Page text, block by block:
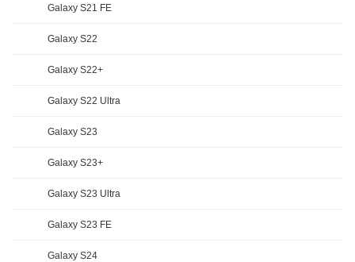
Galaxy S21 FE
Galaxy S22
Galaxy S22+
Galaxy S22 Ultra
Galaxy S23
Galaxy S23+
Galaxy S23 Ultra
Galaxy S23 FE
Galaxy S24